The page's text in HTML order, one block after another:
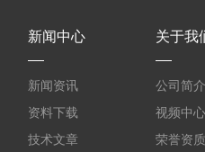
新闻中心
新闻资讯
资料下载
技术文章
关于我
公司简介
视频中心
荣誉资质